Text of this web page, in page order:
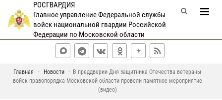
РОСГВАРДИЯ
Главное управление Федеральной службы
войск национальной гвардии Российской
Федерации по Московской области
Главная Новости
В преддверии Дня защитника Отечества ветераны
войск правопорядка Московской области провели памятное мероприятие
(видео)